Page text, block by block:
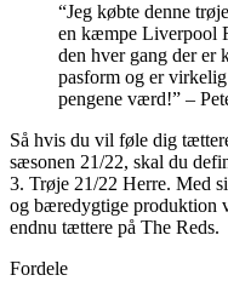
“Jeg købte denne
en kæmpe Liverpool
den hver gang der er
pasform og er
pengene værd!” –
Så hvis du vil føle dig
sæsonen 21/22, skal du
3. Trøje 21/22 Herre. Med
og bæredygtige produktion
endnu tættere på The Reds.
Fordele